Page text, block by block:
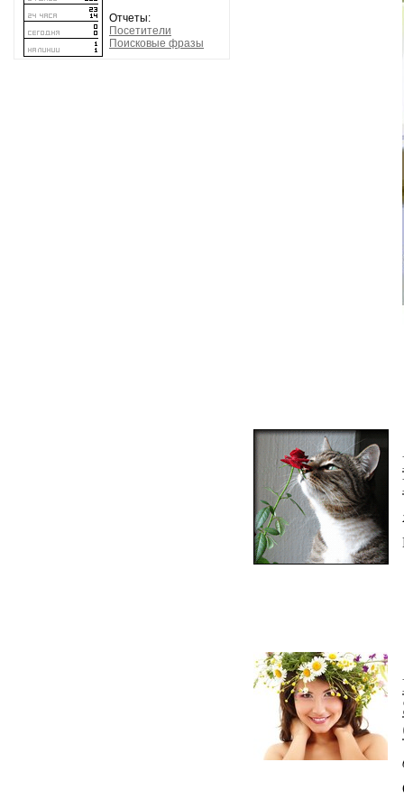
Отчеты:
Посетители
Поисковые фразы